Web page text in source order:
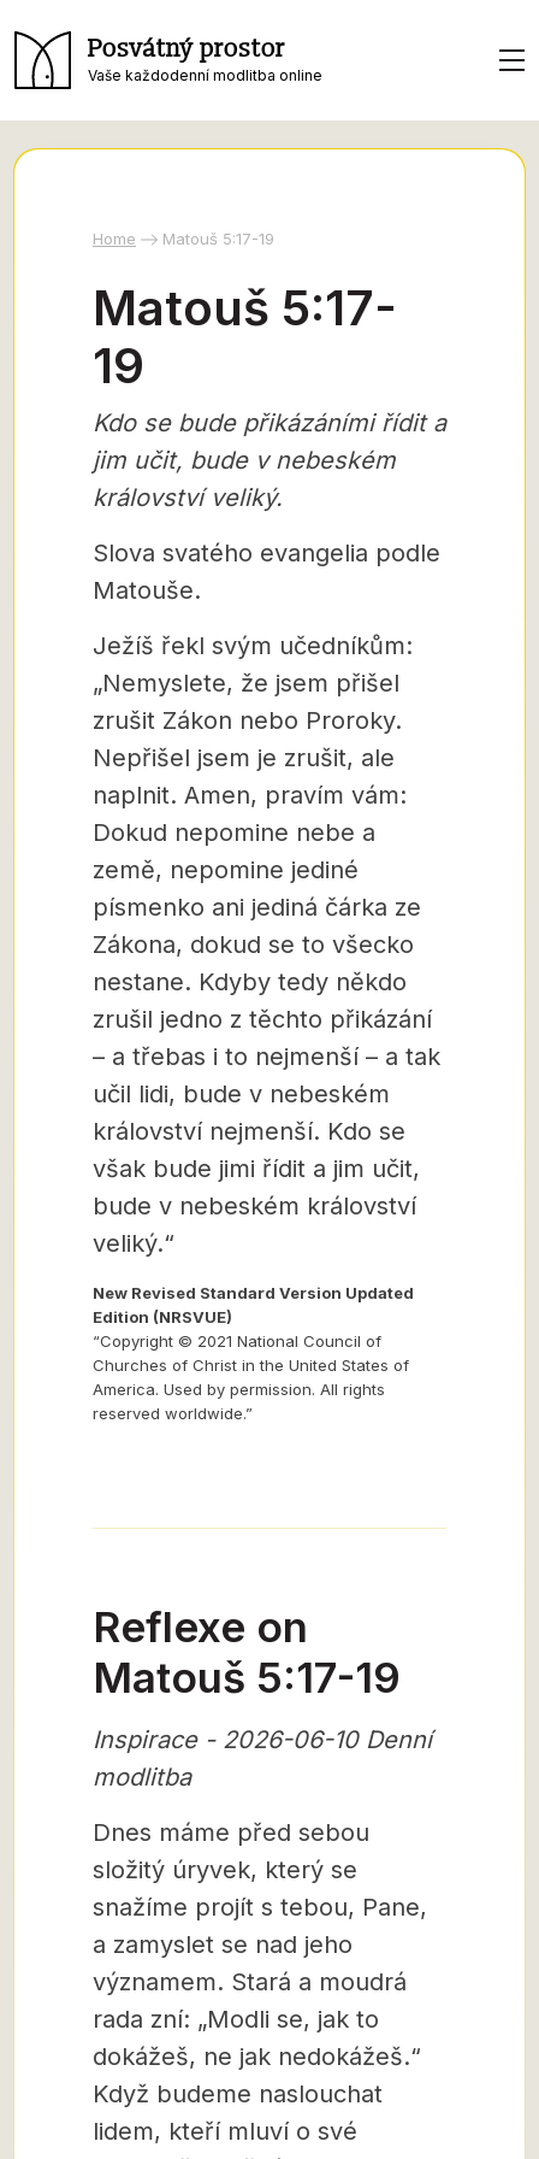
Posvátný prostor
Vaše každodenní modlitba online
Home Matouš 5:17-19
Matouš 5:17-
19
Kdo se bude přikázáními řídit a
jim učit, bude v nebeském
království veliký.
Slova svatého evangelia podle
Matouše.
Ježíš řekl svým učedníkům:
„Nemyslete, že jsem přišel
zrušit Zákon nebo Proroky.
Nepřišel jsem je zrušit, ale
naplnit. Amen, pravím vám:
Dokud nepomine nebe a
země, nepomine jediné
písmenko ani jediná čárka ze
Zákona, dokud se to všecko
nestane. Kdyby tedy někdo
zrušil jedno z těchto přikázání
– a třebas i to nejmenší – a tak
učil lidi, bude v nebeském
království nejmenší. Kdo se
však bude jimi řídit a jim učit,
bude v nebeském království
veliký.“
New Revised Standard Version Updated
Edition (NRSVUE)
“Copyright © 2021 National Council of
Churches of Christ in the United States of
America. Used by permission. All rights
reserved worldwide.”
Reflexe on
Matouš 5:17-19
Inspirace - 2026-06-10 Denní
modlitba
Dnes máme před sebou
složitý úryvek, který se
snažíme projít s tebou, Pane,
a zamyslet se nad jeho
významem. Stará a moudrá
rada zní: „Modli se, jak to
dokážeš, ne jak nedokážeš.“
Když budeme naslouchat
lidem, kteří mluví o své